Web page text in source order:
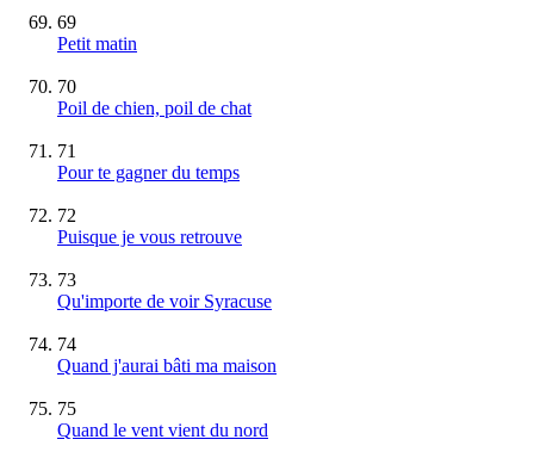
69
Petit matin
70
Poil de chien, poil de chat
71
Pour te gagner du temps
72
Puisque je vous retrouve
73
Qu'importe de voir Syracuse
74
Quand j'aurai bâti ma maison
75
Quand le vent vient du nord